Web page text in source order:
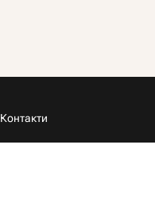
Контакти